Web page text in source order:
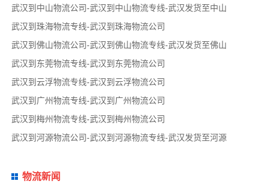
武汉到中山物流公司-武汉到中山物流专线-武汉发货至中山
武汉到珠海物流专线-武汉到珠海物流公司
武汉到佛山物流公司-武汉到佛山物流专线-武汉发货至佛山
武汉到东莞物流专线-武汉到东莞物流公司
武汉到云浮物流专线-武汉到云浮物流公司
武汉到广州物流专线-武汉到广州物流公司
武汉到梅州物流专线-武汉到梅州物流公司
武汉到河源物流公司-武汉到河源物流专线-武汉发货至河源
物流新闻